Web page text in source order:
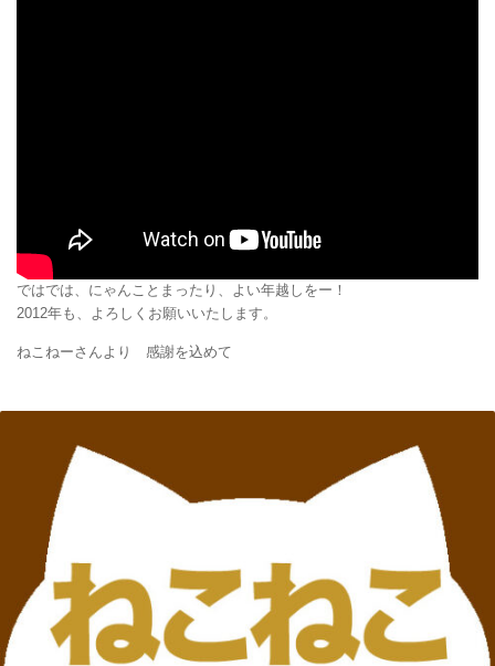
ではでは、にゃんことまったり、よい年越しをー！
2012年も、よろしくお願いいたします。
ねこねーさんより 感謝を込めて